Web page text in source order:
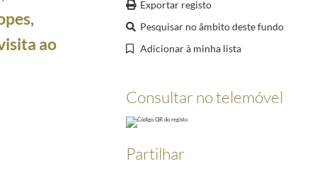
da República, Craveiro Lopes, desejando Feliz Ano Novo
ao Brasil
regresso da visita ao Brasil
saudações no regresso da visita ao Brasil1957-06-28/1957-07-09
no regresso da visita ao Brasil
Exportar registo
Pesquisar no âmbito deste fundo
Adicionar à minha lista
Consultar no telemóvel
Partilhar
ao